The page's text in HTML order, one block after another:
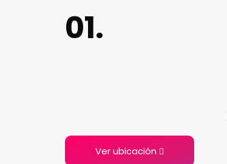
Ver ubicación